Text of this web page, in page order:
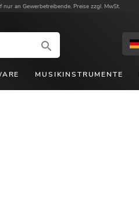
nur an Gewerbetreibende. Preise zzgl. MwSt.
MUSIKINSTRUMENTE